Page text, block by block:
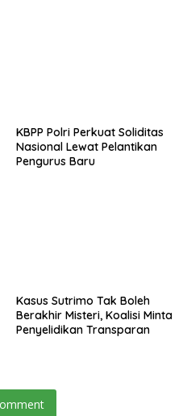
KBPP Polri Perkuat Soliditas
Nasional Lewat Pelantikan
Pengurus Baru
Kasus Sutrimo Tak Boleh
Berakhir Misteri, Koalisi Minta
Penyelidikan Transparan